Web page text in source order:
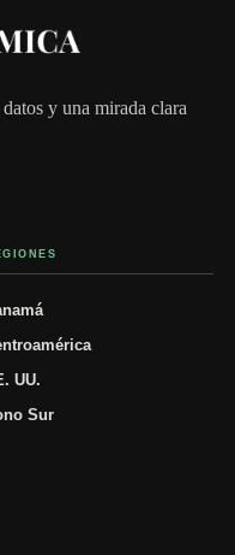
y una mirada clara
UU.
Sur